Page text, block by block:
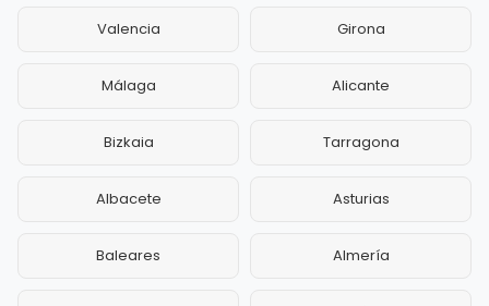
Valencia Girona
Málaga Alicante
Bizkaia Tarragona
Albacete Asturias
Baleares Almería